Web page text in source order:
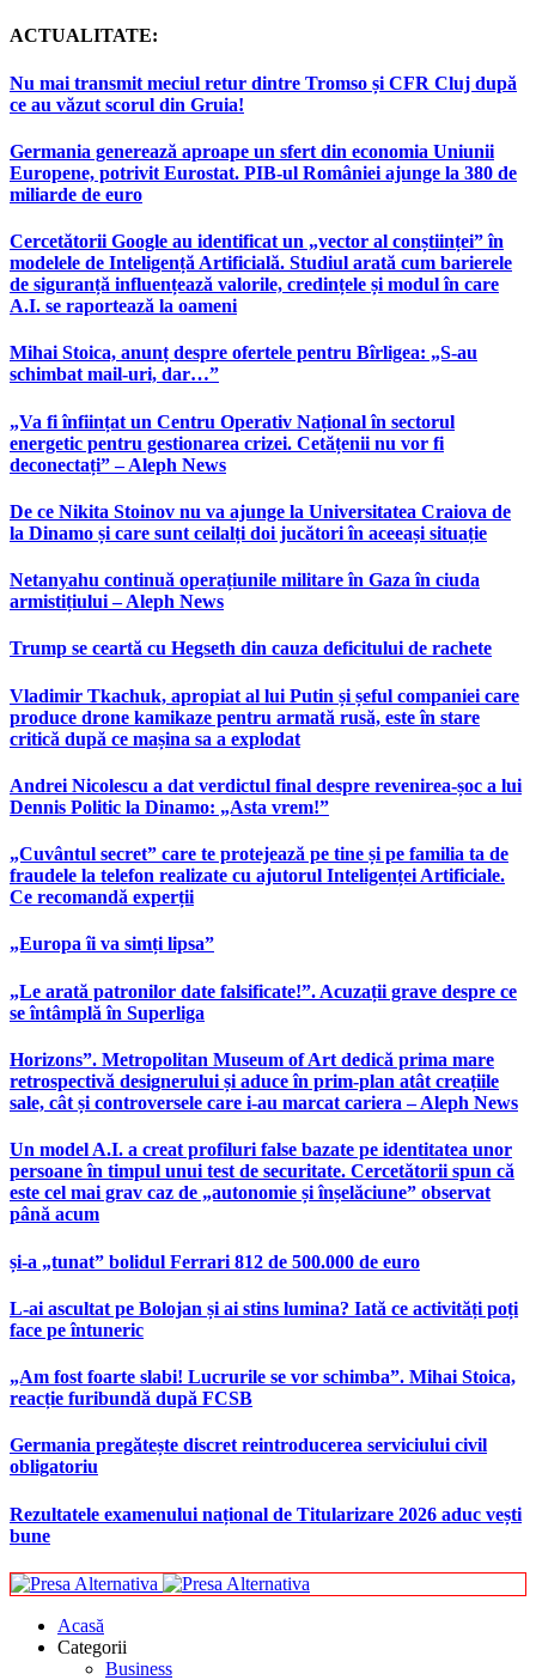
ACTUALITATE:
Nu mai transmit meciul retur dintre Tromso și CFR Cluj după
ce au văzut scorul din Gruia!
Germania generează aproape un sfert din economia Uniunii
Europene, potrivit Eurostat. PIB-ul României ajunge la 380 de
miliarde de euro
Cercetătorii Google au identificat un „vector al conștiinței” în
modelele de Inteligență Artificială. Studiul arată cum barierele
de siguranță influențează valorile, credințele și modul în care
A.I. se raportează la oameni
Mihai Stoica, anunț despre ofertele pentru Bîrligea: „S-au
schimbat mail-uri, dar…”
„Va fi înființat un Centru Operativ Național în sectorul
energetic pentru gestionarea crizei. Cetățenii nu vor fi
deconectați” – Aleph News
De ce Nikita Stoinov nu va ajunge la Universitatea Craiova de
la Dinamo și care sunt ceilalți doi jucători în aceeași situație
Netanyahu continuă operațiunile militare în Gaza în ciuda
armistițiului – Aleph News
Trump se ceartă cu Hegseth din cauza deficitului de rachete
Vladimir Tkachuk, apropiat al lui Putin și șeful companiei care
produce drone kamikaze pentru armată rusă, este în stare
critică după ce mașina sa a explodat
Andrei Nicolescu a dat verdictul final despre revenirea-șoc a lui
Dennis Politic la Dinamo: „Asta vrem!”
„Cuvântul secret” care te protejează pe tine și pe familia ta de
fraudele la telefon realizate cu ajutorul Inteligenței Artificiale.
Ce recomandă experții
„Europa îi va simți lipsa”
„Le arată patronilor date falsificate!”. Acuzații grave despre ce
se întâmplă în Superliga
Horizons”. Metropolitan Museum of Art dedică prima mare
retrospectivă designerului și aduce în prim-plan atât creațiile
sale, cât și controversele care i-au marcat cariera – Aleph News
Un model A.I. a creat profiluri false bazate pe identitatea unor
persoane în timpul unui test de securitate. Cercetătorii spun că
este cel mai grav caz de „autonomie și înșelăciune” observat
până acum
și-a „tunat” bolidul Ferrari 812 de 500.000 de euro
L-ai ascultat pe Bolojan și ai stins lumina? Iată ce activități poți
face pe întuneric
„Am fost foarte slabi! Lucrurile se vor schimba”. Mihai Stoica,
reacție furibundă după FCSB
Germania pregătește discret reintroducerea serviciului civil
obligatoriu
Rezultatele examenului național de Titularizare 2026 aduc vești
bune
Acasă
Categorii
Business